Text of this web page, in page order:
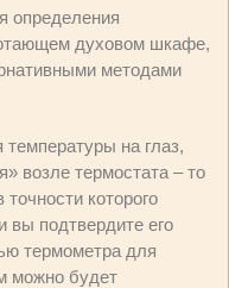
определения
духовом шкафе,
методами
на глаз,
возле термостата – то
которого
вы подтвердите его
термометра для
можно будет